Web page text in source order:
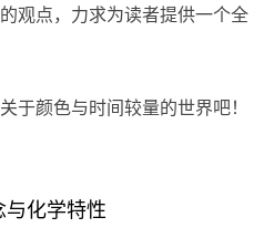
观点，力求为读者提供一个全
于颜色与时间较量的世界吧！
与化学特性